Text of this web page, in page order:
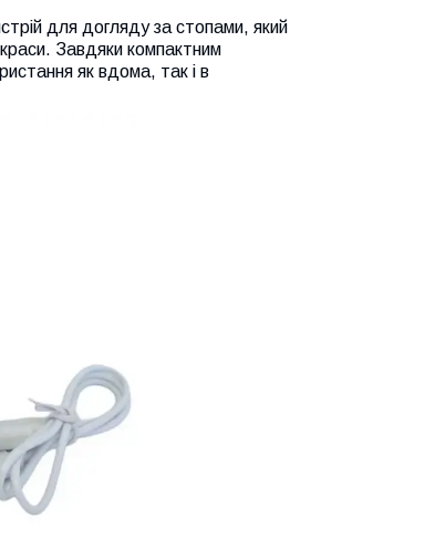
для догляду за стопами, який
краси. Завдяки компактним
як вдома, так і в